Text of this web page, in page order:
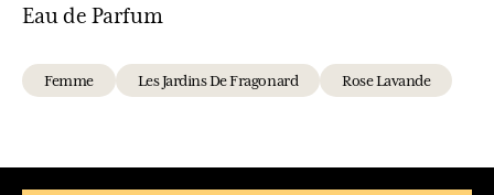
Eau de Parfum
Femme Les Jardins De Fragonard Rose Lavande